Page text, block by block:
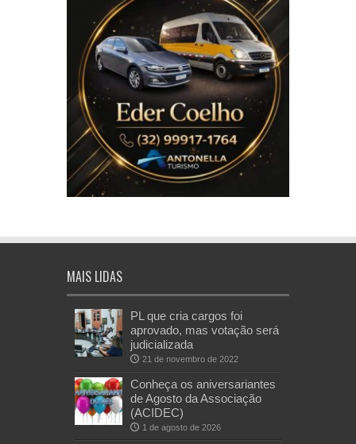
MAIS LIDAS
PL que cria cargos foi
aprovado, mas votação será
judicializada
21 de novembro de 2022
Conheça os aniversariantes
de Agosto da Associação
(ACIDEC)
1 de agosto de 2026